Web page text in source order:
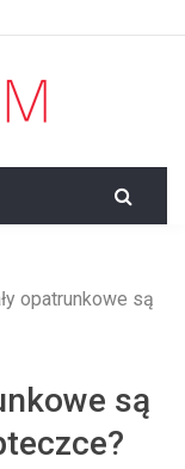
opatrunkowe są
są